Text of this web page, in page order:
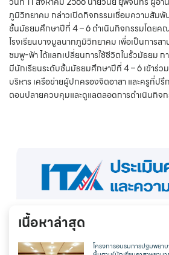
ภูมิวิทยาคม กล่าวเปิดกิจกรรมเชื่อมความสัมพั
ชั้นมัธยมศึกษาปีที่ 4 – 6 ดำเนินกิจกรรมโดยค
โรงเรียนบางมูลนากภูมิวิทยาคม เพื่อเป็นการส
ชมพู-ฟ้า ได้แลกเปลี่ยนการใช้ชีวิตในรั้วมัธยม ก
มีนักเรียนระดับชั้นมัธยมศึกษาปีที่ 4 – 6 เข้าร่
บริหาร เครือข่ายผู้ปกครองจิตอาสา และครูที่ป
ตอนปลายควบคุมและดูแลตลอดการดำเนินกิจ
เนื้อหาล่าสุด
โครงการอบรมการปฐมพยา